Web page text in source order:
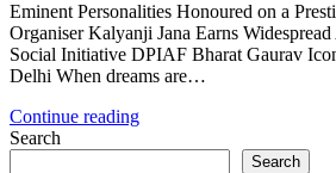
Eminent Personalities Honoured on a
Organiser Kalyanji Jana Earns
Social Initiative DPIAF Bharat Gaurav
Delhi When dreams are…
Continue reading
Search
Search